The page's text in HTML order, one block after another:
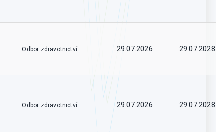
Odbor zdravotnictví 29.07.2026 29.07.2028
Odbor zdravotnictví 29.07.2026 29.07.2028